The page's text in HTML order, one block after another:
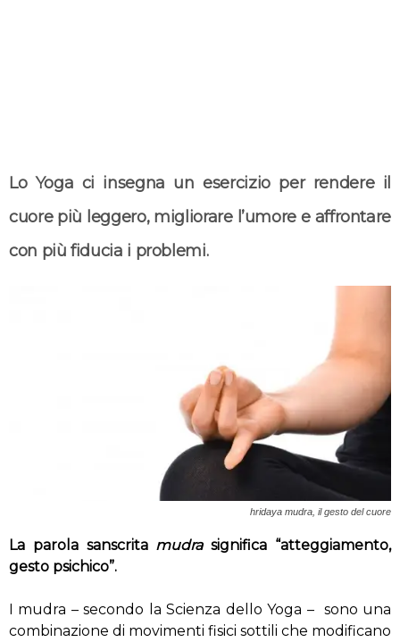
Lo Yoga ci insegna un esercizio per rendere il
cuore più leggero, migliorare l’umore e affrontare
con più fiducia i problemi.
hridaya mudra, il gesto del cuore
La parola sanscrita mudrasignifica “atteggiamento,
gesto psichico”.
I mudra – secondo la Scienza dello Yoga – sono una
combinazione di movimenti fisici sottili che modificano